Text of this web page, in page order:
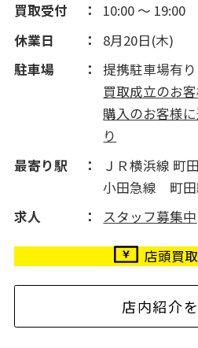
買取受付
10:00 ～ 19:00
休業日
8月20日(木)
駐車場
提携駐車場有り
買取成立のお
購入のお客様
り
最寄り駅
ＪＲ横浜線 町
小田急線 町
求人
スタッフ募集中
店頭買
店内紹介